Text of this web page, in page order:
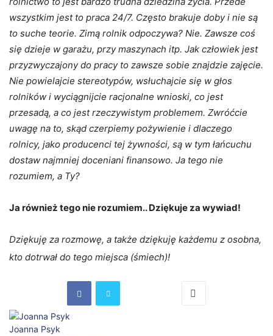
wszystkim jest to praca 24/7. Często brakuje doby i nie są
to suche teorie. Zimą rolnik odpoczywa? Nie. Zawsze coś
się dzieje w garażu, przy maszynach itp. Jak człowiek jest
przyzwyczajony do pracy to zawsze sobie znajdzie zajęcie.
Nie powielajcie stereotypów, wsłuchajcie się w głos
rolników i wyciągnijcie racjonalne wnioski, co jest
przesadą, a co jest rzeczywistym problemem. Zwróćcie
uwagę na to, skąd czerpiemy pożywienie i dlaczego
rolnicy, jako producenci tej żywności, są w tym łańcuchu
dostaw najmniej doceniani finansowo. Ja tego nie
rozumiem, a Ty?
Ja również tego nie rozumiem.. Dziękuje za wywiad!
Dziękuję za rozmowę, a także dziękuję każdemu z osobna,
kto dotrwał do tego miejsca (śmiech)!
Joanna Psyk